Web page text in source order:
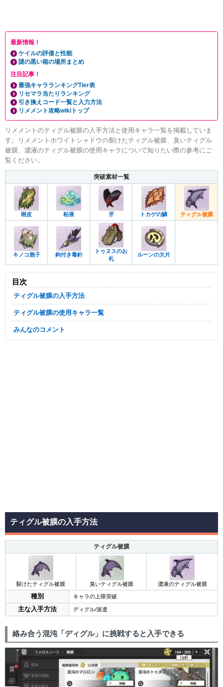
最新情報！
ケイルの評価と性能
謎の黒い箱の場所まとめ
注目記事！
最強キャラランキングTier表
リセマラ当たりランキング
引き換えコード一覧と入力方法
リメメント攻略wikiトップ
リメメントのティグル被膜の入手方法と使用キャラ一覧を掲載していま
す。リメメントホワイトシャドウの裂けたティグル被膜、臭いティグル
被膜、濃液のティグル被膜の使用キャラについて知りたい際の参考にご
覧ください。
突破素材一覧
樹皮 粘液 牙 トカゲの鱗 ティグル被膜
キノコ胞子 鉤付き毒針
トゥヌスのお
札
ルーンの欠片
目次
ティグル被膜の入手方法
ティグル被膜の使用キャラ一覧
みんなのコメント
ティグル被膜の入手方法
ティグル被膜
裂けたティグル被膜 臭いティグル被膜 濃液のティグル被膜
種別 キャラの上限突破
主な入手方法 ディグル/派遣
絡み合う混沌「ディグル」に挑戦すると入手できる